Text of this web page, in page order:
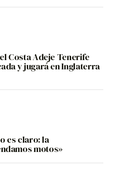
Costa Adeje Tenerife
y jugará en Inglaterra
es claro: la
motos»